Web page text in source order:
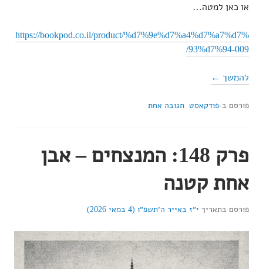
או כאן למטה…
https://bookpod.co.il/product/%d7%9e%d7%a4%d7%a7%d7%
93%d7%94-009/
להמשך ←
פורסם ב-פודקאסט תגובה אחת
פרק 148: המנצחים – אבן
אחת קטנה
פורסם בתאריך י״ז באייר ה׳תשפ״ו (4 במאי 2026)